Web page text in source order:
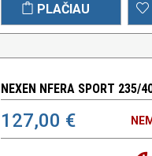
PLAČIAU
NEXEN NFERA SPORT 235/
127,00 €